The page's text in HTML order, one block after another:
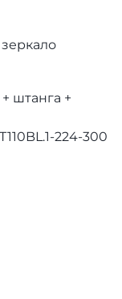
штанга +
224-300